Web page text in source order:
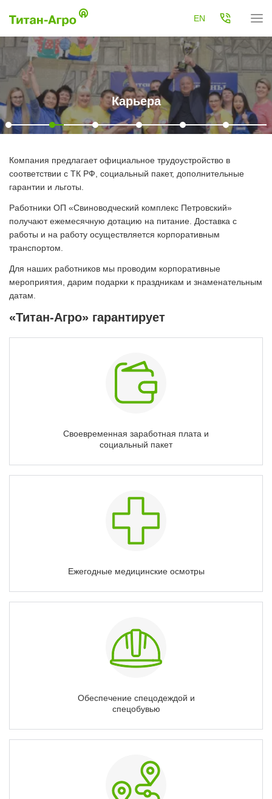
EN
Карьера
Компания предлагает официальное трудоустройство в
соответствии с ТК РФ, социальный пакет, дополнительные
гарантии и льготы.
Работники ОП «Свиноводческий комплекс Петровский»
получают ежемесячную дотацию на питание. Доставка с
работы и на работу осуществляется корпоративным
транспортом.
Для наших работников мы проводим корпоративные
мероприятия, дарим подарки к праздникам и знаменательным
датам.
«Титан-Агро» гарантирует
Своевременная заработная плата и
социальный пакет
Ежегодные медицинские осмотры
Обеспечение спецодеждой и
спецобувью